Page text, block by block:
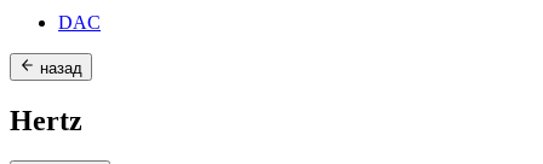
DAC
назад
Hertz